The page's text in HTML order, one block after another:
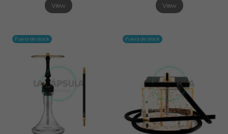
View View
Fuera de stock Fuera de stock